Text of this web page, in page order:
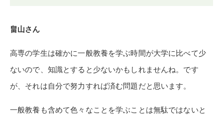
畠山さん
高専の学生は確かに一般教養を学ぶ時間が大学に比べて少
ないので、知識とすると少ないかもしれませんね。です
が、それは自分で努力すれば済む問題だと思います。
一般教養も含めて色々なことを学ぶことは無駄ではないと